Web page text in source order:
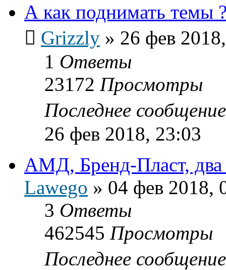
А как поднимать темы
Grizzly » 26 фев
1 Ответы
23172 Просмотры
Последнее
26 фев 2018, 23:03
АМД, Бренд-Пласт, два
Lawego » 04 фев 2018,
3 Ответы
462545 Просмотры
Последнее